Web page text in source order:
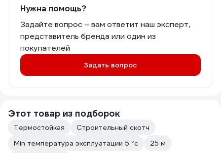
Нужна помощь?
Задайте вопрос – вам ответит наш эксперт,
представитель бренда или один из
покупателей
Задать вопрос
Этот товар из подборок
Термостойкая
Строительный скотч
Min температура эксплуатации 5 °с
25 м